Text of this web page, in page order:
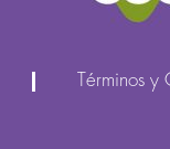
Términos